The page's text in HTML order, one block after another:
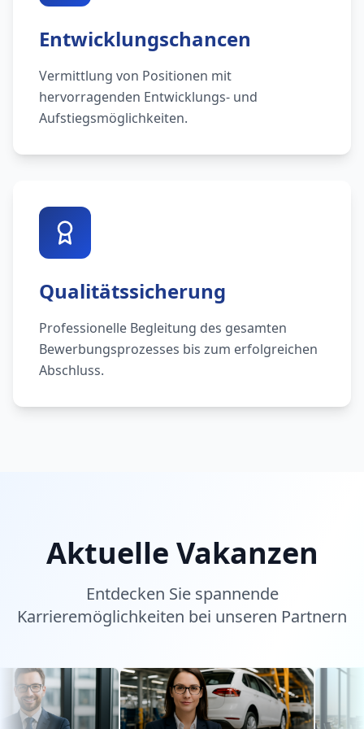
Entwicklungschancen
Vermittlung von Positionen mit
hervorragenden Entwicklungs- und
Aufstiegsmöglichkeiten.
Qualitätssicherung
Professionelle Begleitung des gesamten
Bewerbungsprozesses bis zum erfolgreichen
Abschluss.
Aktuelle Vakanzen
Entdecken Sie spannende
Karrieremöglichkeiten bei unseren Partnern